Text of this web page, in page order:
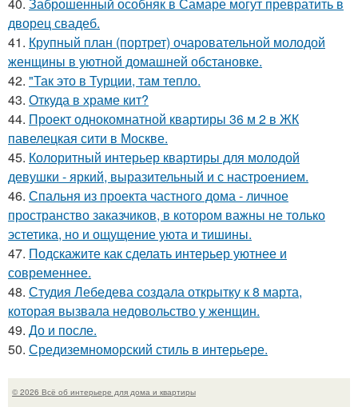
дворец свадеб.
41. Крупный план (портрет) очаровательной молодой
женщины в уютной домашней обстановке.
42. "Так это в Турции, там тепло.
43. Откуда в храме кит?
44. Проект однокомнатной квартиры 36 м 2 в ЖК
павелецкая сити в Москве.
45. Колоритный интерьер квартиры для молодой
девушки - яркий, выразительный и с настроением.
46. Спальня из проекта частного дома - личное
пространство заказчиков, в котором важны не только
эстетика, но и ощущение уюта и тишины.
47. Подскажите как сделать интерьер уютнее и
современнее.
48. Студия Лебедева создала открытку к 8 марта,
которая вызвала недовольство у женщин.
49. До и после.
50. Средиземноморский стиль в интерьере.
© 2026 Всё об интерьере для дома и квартиры